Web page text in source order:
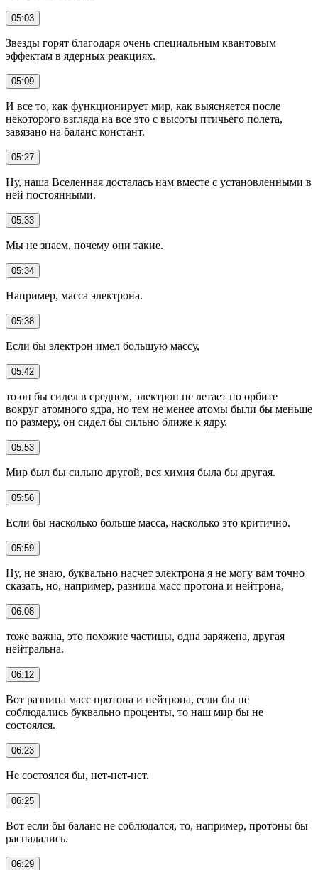
05:03
Звезды горят благодаря очень специальным квантовым
эффектам в ядерных реакциях.
05:09
И все то, как функционирует мир, как выясняется после
некоторого взгляда на все это с высоты птичьего полета,
завязано на баланс констант.
05:27
Ну, наша Вселенная досталась нам вместе с установленными в
ней постоянными.
05:33
Мы не знаем, почему они такие.
05:34
Например, масса электрона.
05:38
Если бы электрон имел большую массу,
05:42
то он бы сидел в среднем, электрон не летает по орбите
вокруг атомного ядра, но тем не менее атомы были бы меньше
по размеру, он сидел бы сильно ближе к ядру.
05:53
Мир был бы сильно другой, вся химия была бы другая.
05:56
Если бы насколько больше масса, насколько это критично.
05:59
Ну, не знаю, буквально насчет электрона я не могу вам точно
сказать, но, например, разница масс протона и нейтрона,
06:08
тоже важна, это похожие частицы, одна заряжена, другая
нейтральна.
06:12
Вот разница масс протона и нейтрона, если бы не
соблюдались буквально проценты, то наш мир бы не
состоялся.
06:23
Не состоялся бы, нет-нет-нет.
06:25
Вот если бы баланс не соблюдался, то, например, протоны бы
распадались.
06:29